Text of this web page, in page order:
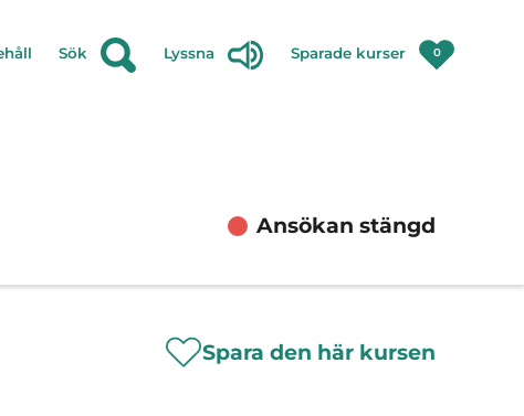
Sök Lyssna Sparade kurser 0
Ansökan stängd
Spara den här kursen